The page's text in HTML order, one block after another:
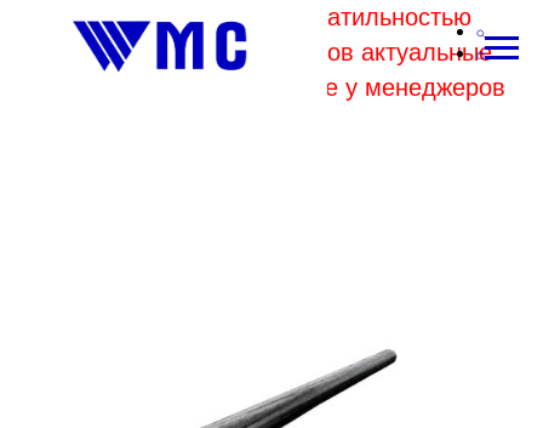
В связи с высокой волатильностью
отпускных цен комбинатов актуальные
цены на металл уточняйте у менеджеров